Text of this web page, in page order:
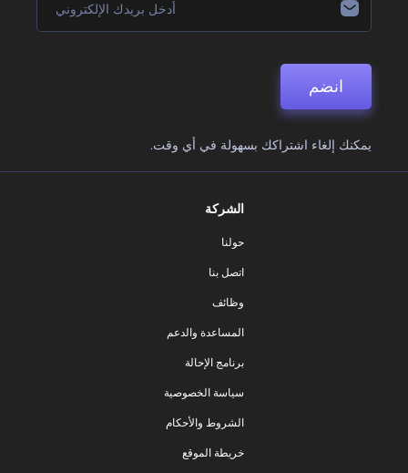
انضم
يمكنك إلغاء اشتراكك بسهولة في أي وقت.
الشركة
حولنا
اتصل بنا
وظائف
المساعدة والدعم
برنامج الإحالة
سياسة الخصوصية
الشروط والأحكام
خريطة الموقع